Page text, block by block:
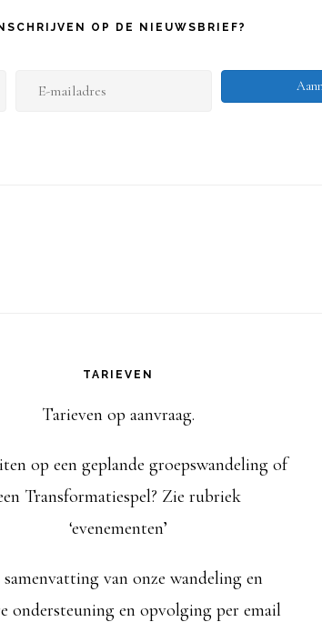
OP DE NIEUWSBRIEF?
TARIEVEN
Tarieven op aanvraag.
op een geplande groepswandeling of
Transformatiespel? Zie rubriek
‘evenementen’
samenvatting van onze wandeling en
ondersteuning en opvolging per email